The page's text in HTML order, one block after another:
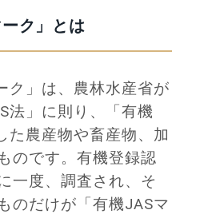
ク」とは
ク」は、農林水産省が
法」に則り、「有機
た農産物や畜産物、加
のです。有機登録認
一度、調査され、そ
のだけが「有機JASマ